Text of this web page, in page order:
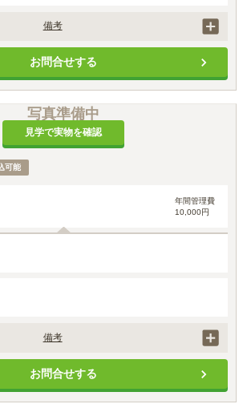
備考
用料、外柵・基礎工事代、墓石・建立工事代、字
お問合せする
写真準備中
見学で実物を確認
可能
年間管理費
10,000円
備考
用料、外柵・基礎工事代、墓石・建立工事代、字
お問合せする